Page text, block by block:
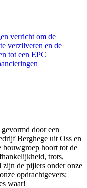
verricht om de
verzilveren en de
tot een EPC
door een
Berghege uit Oss en
hoort tot de
trots,
zijn de pijlers onder onze
opdrachtgevers:
waar!